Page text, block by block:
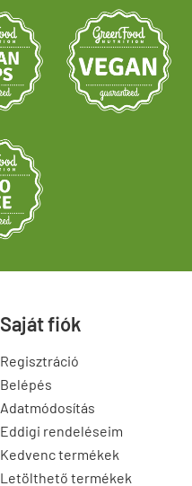
Saját fiók
Regisztráció
Belépés
Adatmódosítás
Eddigi rendeléseim
Kedvenc termékek
Letölthető termékek